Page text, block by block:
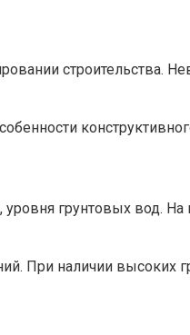
строительства.
грунтовых вод. На
При наличии высоких